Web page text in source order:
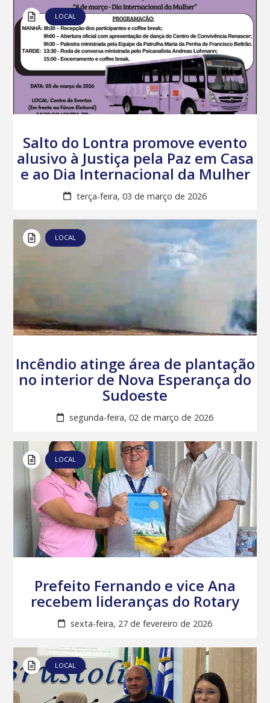
LOCAL
Salto do Lontra promove evento
alusivo à Justiça pela Paz em Casa
e ao Dia Internacional da Mulher
terça-feira, 03 de março de 2026
LOCAL
Incêndio atinge área de plantação
no interior de Nova Esperança do
Sudoeste
segunda-feira, 02 de março de 2026
LOCAL
Prefeito Fernando e vice Ana
recebem lideranças do Rotary
sexta-feira, 27 de fevereiro de 2026
LOCAL